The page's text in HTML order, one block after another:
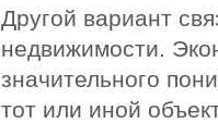
Другой вариант
недвижимости.
значительного
тот или иной